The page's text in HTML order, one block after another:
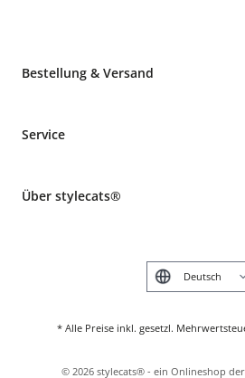
Bestellung & Versand
Informationen zur Lieferung
Produkte reklamieren und
Service
Tierkrankenversicherung
Über stylecats®
* Alle Preise inkl. gesetzl.
English
© 2026 stylecats® - ein Onlineshop